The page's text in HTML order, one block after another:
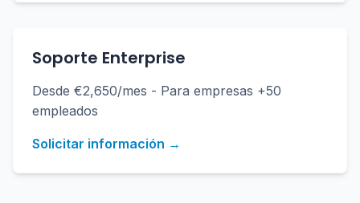
Soporte Enterprise
Desde €2,650/mes - Para empresas +50
empleados
Solicitar información →